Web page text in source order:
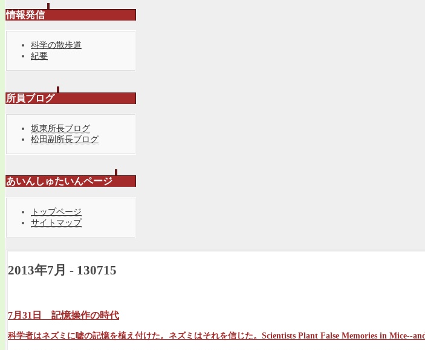
情報発信
科学の散歩道
紀要
所員ブログ
坂東所長ブログ
松田副所長ブログ
あいんしゅたいんページ
トップページ
サイトマップ
2013年7月 - 130715
7月31日 記憶操作の時代
科学者はネズミに嘘の記憶を植え付けた。ネズミはそれを信じた。Scientists Plant False Memories in Mice--